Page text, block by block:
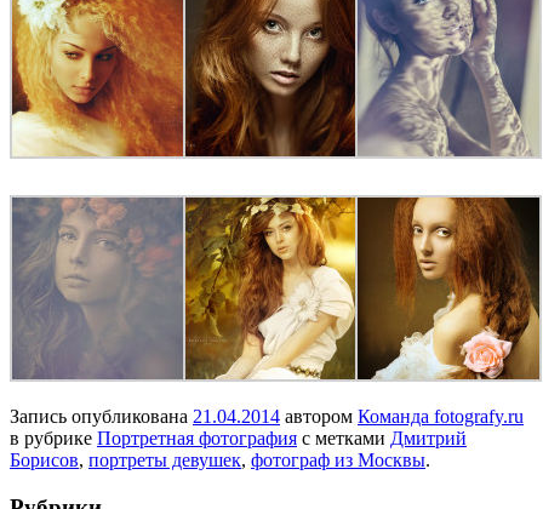
Запись опубликована 21.04.2014 автором Команда fotografy.ru
в рубрике Портретная фотография с метками Дмитрий
Борисов, портреты девушек, фотограф из Москвы.